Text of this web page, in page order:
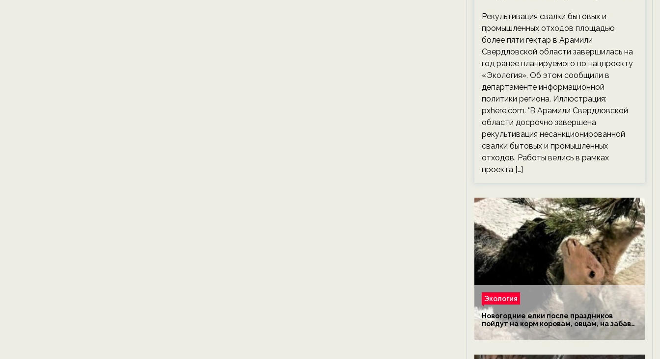
новости экологии на ECOportal
Рекультивация свалки бытовых и
промышленных отходов площадью
более пяти гектар в Арамили
Свердловской области завершилась на
год ранее планируемого по нацпроекту
«Экология». Об этом сообщили в
департаменте информационной
политики региона. Иллюстрация:
pxhere.com. "В Арамили Свердловской
области досрочно завершена
рекультивация несанкционированной
свалки бытовых и промышленных
отходов. Работы велись в рамках
проекта […]
Экология
Новогодние елки после праздников
пойдут на корм коровам, овцам, на забаву
обезьянам, львам и леопардам — новости
экологии на ECOportal